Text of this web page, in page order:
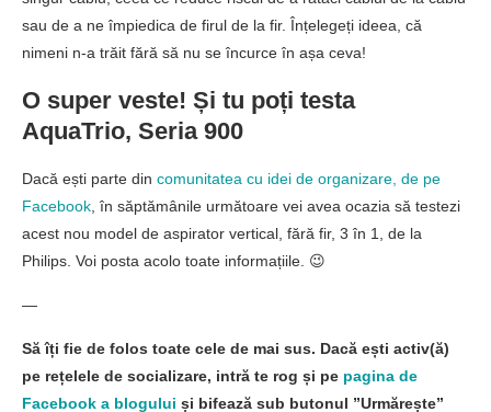
sau de a ne împiedica de firul de la fir. Înțelegeți ideea, că
nimeni n-a trăit fără să nu se încurce în așa ceva!
O super veste! Și tu poți testa
AquaTrio, Seria 900
Dacă ești parte din comunitatea cu idei de organizare, de pe
Facebook, în săptămânile următoare vei avea ocazia să testezi
acest nou model de aspirator vertical, fără fir, 3 în 1, de la
Philips. Voi posta acolo toate informațiile. 😉
—
Să îți fie de folos toate cele de mai sus. Dacă ești activ(ă)
pe rețelele de socializare, intră te rog și pe pagina de
Facebook a blogului și bifează sub butonul ”Urmărește”